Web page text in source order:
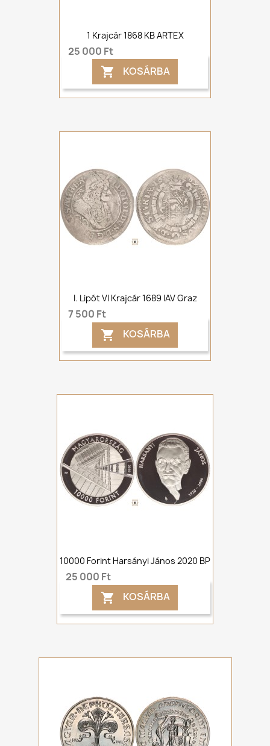
1 Krajcár 1868 KB ARTEX
25 000 Ft
 KOSÁRBA
I. Lipót VI Krajcár 1689 IAV Graz
7 500 Ft
 KOSÁRBA
10000 Forint Harsányi János 2020 BP
25 000 Ft
 KOSÁRBA